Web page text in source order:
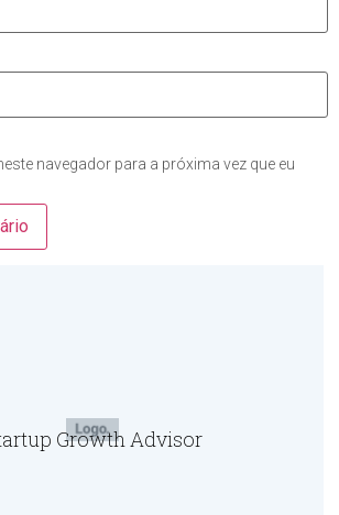
navegador para a próxima vez que eu
Growth Advisor